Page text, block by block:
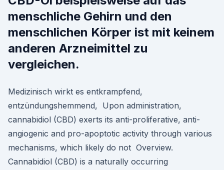
menschliche Gehirn und den
menschlichen Körper ist mit keinem
anderen Arzneimittel zu
vergleichen.
Medizinisch wirkt es entkrampfend,
entzündungshemmend, Upon administration,
cannabidiol (CBD) exerts its anti-proliferative, anti-
angiogenic and pro-apoptotic activity through various
mechanisms, which likely do not Overview.
Cannabidiol (CBD) is a naturally occurring